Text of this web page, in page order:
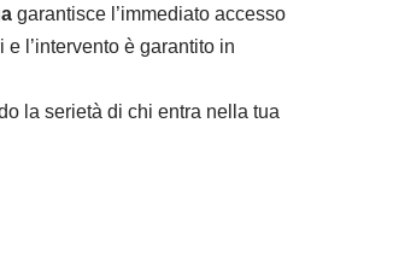
garantisce l’immediato accesso
l’intervento è garantito in
la serietà di chi entra nella tua